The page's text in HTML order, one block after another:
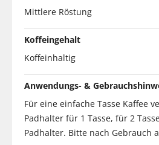
Mittlere Röstung
Koffeingehalt
Koffeinhaltig
Anwendungs- &
Für eine einfache Tasse Kaffee
Padhalter für 1 Tasse, für 2
Padhalter. Bitte nach Gebrauch